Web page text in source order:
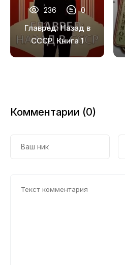
236 0
Главред: Назад в
СССР. Книга 1
Комментарии (0)